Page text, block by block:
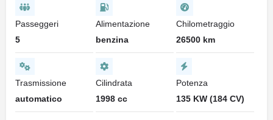
Passeggeri
5
Alimentazione
benzina
Chilometraggio
26500 km
Trasmissione
automatico
Cilindrata
1998 cc
Potenza
135 KW (184 CV)